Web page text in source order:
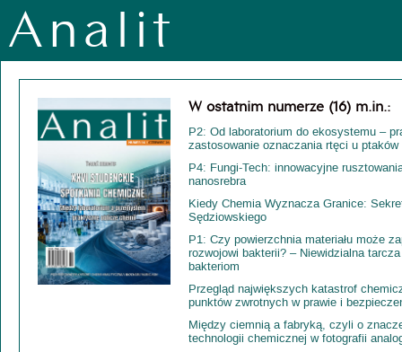
Analit
W ostatnim numerze (16) m.in.:
P2: Od laboratorium do ekosystemu –
zastosowanie oznaczania rtęci u ptaków
P4: Fungi-Tech: innowacyjne
nanosrebra
Kiedy Chemia Wyznacza Granice:
Sędziowskiego
P1: Czy powierzchnia materiału może
rozwojowi bakterii? – Niewidzialna
bakteriom
Przegląd największych katastrof
punktów zwrotnych w prawie i
Między ciemnią a fabryką, czyli o
technologii chemicznej w fotografii